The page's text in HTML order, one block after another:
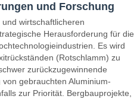
und Forschung
wirtschaftlicheren
Herausforderung für die
Es wird
(Rotschlamm) zu
zurückzugewinnende
gebrauchten Aluminium-
zur Priorität. Bergbauprojekte,